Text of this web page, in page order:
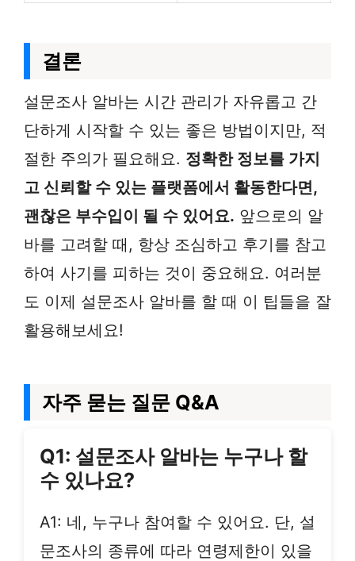
결론
설문조사 알바는 시간 관리가 자유롭고 간
단하게 시작할 수 있는 좋은 방법이지만, 적
절한 주의가 필요해요. 정확한 정보를 가지
고 신뢰할 수 있는 플랫폼에서 활동한다면,
괜찮은 부수입이 될 수 있어요. 앞으로의 알
바를 고려할 때, 항상 조심하고 후기를 참고
하여 사기를 피하는 것이 중요해요. 여러분
도 이제 설문조사 알바를 할 때 이 팁들을 잘
활용해보세요!
자주 묻는 질문 Q&A
Q1: 설문조사 알바는 누구나 할
수 있나요?
A1: 네, 누구나 참여할 수 있어요. 단, 설
문조사의 종류에 따라 연령제한이 있을